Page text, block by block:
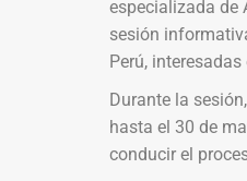
especializada de
sesión
Perú,
Durante la
hasta el 30 de
conducir el